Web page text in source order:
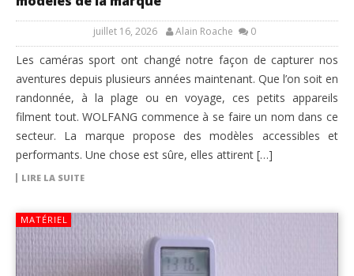
juillet 16, 2026 Alain Roache 0
Les caméras sport ont changé notre façon de capturer nos
aventures depuis plusieurs années maintenant. Que l’on soit en
randonnée, à la plage ou en voyage, ces petits appareils
filment tout. WOLFANG commence à se faire un nom dans ce
secteur. La marque propose des modèles accessibles et
performants. Une chose est sûre, elles attirent […]
LIRE LA SUITE
MATÉRIEL